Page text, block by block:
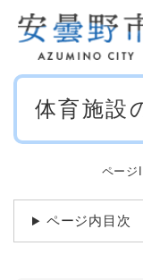
本
体育施設
ページ
ページ内目次